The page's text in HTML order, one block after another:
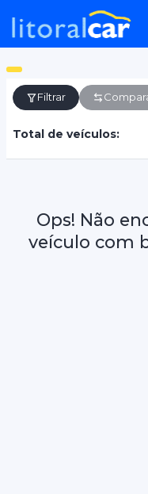
Filtrar
Total de veículos:
Ops! Não
veículo com